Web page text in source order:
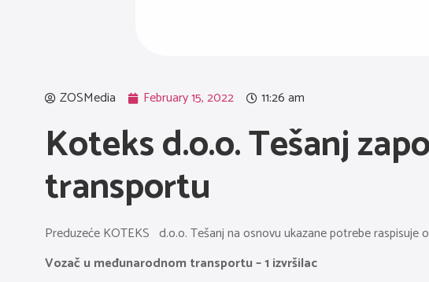
ZOSMedia February 15, 2022 11:26 am
Koteks d.o.o. Tešanj
transportu
Preduzeće KOTEKS d.o.o. Tešanj na osnovu ukazane potrebe raspisuje
Vozač u međunarodnom transportu – 1 izvršilac